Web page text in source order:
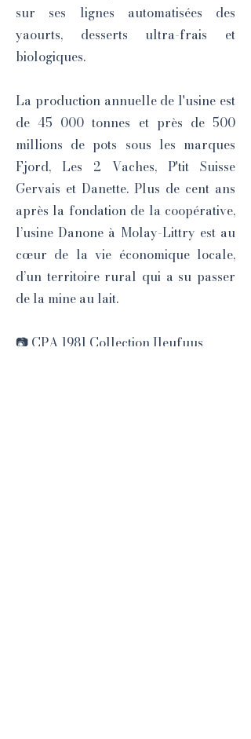
sur ses lignes automatisées des
yaourts, desserts ultra-frais et
biologiques.
La production annuelle de l'usine est
de 45 000 tonnes et près de 500
millions de pots sous les marques
Fjord, Les 2 Vaches, P'tit Suisse
Gervais et Danette. Plus de cent ans
après la fondation de la coopérative,
l’usine Danone à Molay-Littry est au
cœur de la vie économique locale,
d’un territoire rural qui a su passer
de la mine au lait.
📷 CPA 1981 Collection Ileufuus